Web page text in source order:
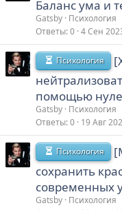
Баланс ума и
Gatsby Психология
Ответы 0 4 Сен
Психология
помощью
Gatsby Психология
Ответы 0 19 Авг
Психология
сохранить
современных
Gatsby Психология